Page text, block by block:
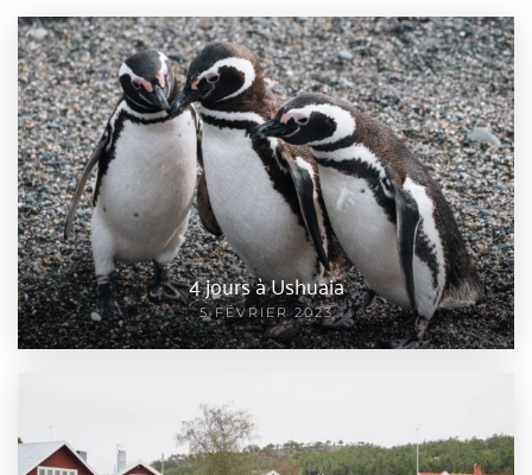
4 jours à Ushuaia
5 FÉVRIER 2023